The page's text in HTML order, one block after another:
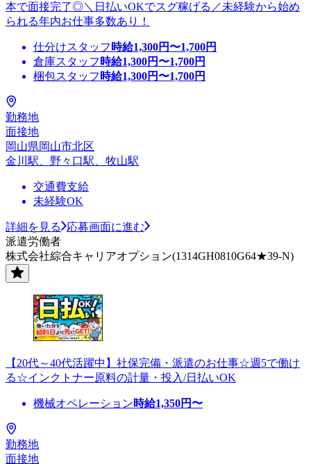
本で面接完了◎＼日払いOKでスグ稼げる／未経験から始め
られる年内お仕事多数あり！
仕分けスタッフ 時給1,300円〜1,700円
倉庫スタッフ 時給1,300円〜1,700円
梱包スタッフ 時給1,300円〜1,700円
勤務地
面接地
岡山県岡山市北区
金川駅、野々口駅、牧山駅
交通費支給
未経験OK
詳細を見る
応募画面に進む
派遣労働者
株式会社綜合キャリアオプション(1314GH0810G64★39-N)
【20代～40代活躍中】社保完備・派遣のお仕事☆週5で働け
る☆インクトナー原料の計量・投入/日払いOK
機械オペレーション時給1,350円〜
勤務地
面接地